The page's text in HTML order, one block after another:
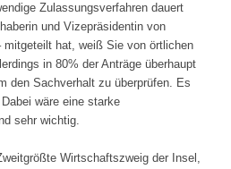
Zulassungsverfahren dauert
und Vizepräsidentin von
mitgeteilt hat, weiß Sie von örtlichen
in 80% der Anträge überhaupt
den Sachverhalt zu überprüfen. Es
wäre eine starke
sehr wichtig.
Wirtschaftszweig der Insel,